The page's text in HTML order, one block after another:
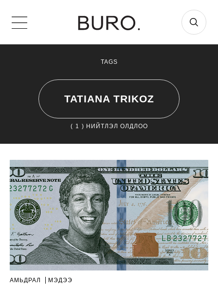
TAGS
TATIANA TRIKOZ
( 1 ) НИЙТЛЭЛ ОЛДЛОО
АМЬДРАЛ МЭДЭЭ